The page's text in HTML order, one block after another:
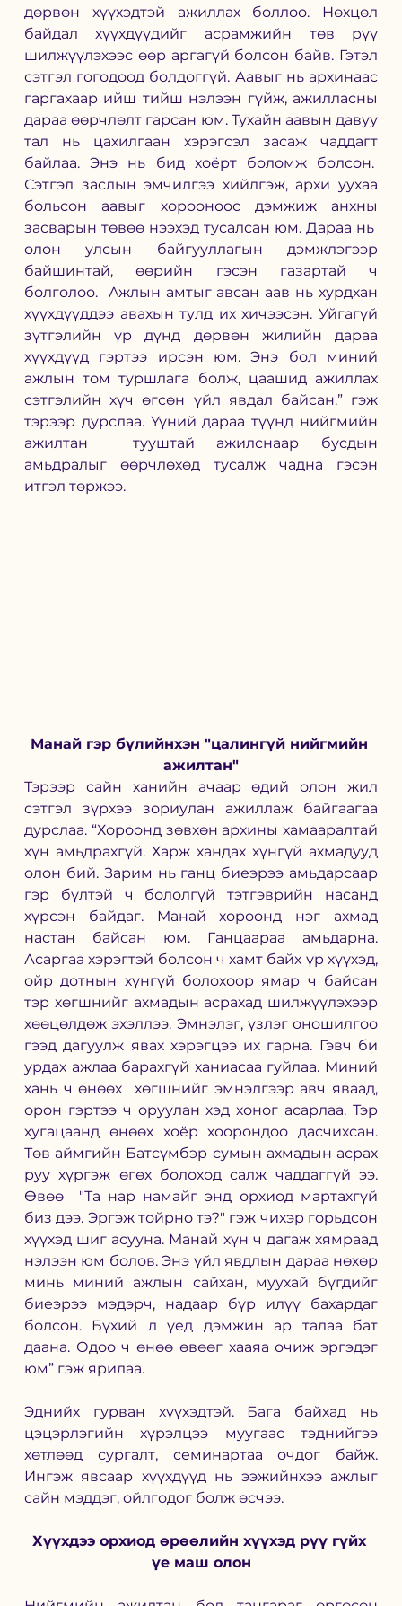
дөрвөн хүүхэдтэй ажиллах боллоо. Нөхцөл
байдал хүүхдүүдийг асрамжийн төв рүү
шилжүүлэхээс өөр аргагүй болсон байв. Гэтэл
сэтгэл гогодоод болдоггүй. Аавыг нь архинаас
гаргахаар ийш тийш нэлээн гүйж, ажилласны
дараа өөрчлөлт гарсан юм. Тухайн аавын давуу
тал нь цахилгаан хэрэгсэл засаж чаддагт
байлаа. Энэ нь бид хоёрт боломж болсон.
Сэтгэл заслын эмчилгээ хийлгэж, архи уухаа
больсон аавыг хорооноос дэмжиж анхны
засварын төвөө нээхэд тусалсан юм. Дараа нь
олон улсын байгууллагын дэмжлэгээр
байшинтай, өөрийн гэсэн газартай ч
болголоо.  Ажлын амтыг авсан аав нь хурдхан
хүүхдүүддээ авахын тулд их хичээсэн. Уйгагүй
зүтгэлийн үр дүнд дөрвөн жилийн дараа
хүүхдүүд гэртээ ирсэн юм. Энэ бол миний
ажлын том туршлага болж, цаашид ажиллах
сэтгэлийн хүч өгсөн үйл явдал байсан.” гэж
тэрээр дурслаа. Үүний дараа түүнд нийгмийн
ажилтан  тууштай ажилснаар бусдын
амьдралыг өөрчлөхөд тусалж чадна гэсэн
итгэл төржээ.
Манай гэр бүлийнхэн "цалингүй нийгмийн
ажилтан"
Тэрээр сайн ханийн ачаар өдий олон жил
сэтгэл зүрхээ зориулан ажиллаж байгаагаа
дурслаа. “Хороонд зөвхөн архины хамааралтай
хүн амьдрахгүй. Харж хандах хүнгүй ахмадууд
олон бий. Зарим нь ганц биеэрээ амьдарсаар
гэр бүлтэй ч бололгүй тэтгэврийн насанд
хүрсэн байдаг. Манай хороонд нэг ахмад
настан байсан юм. Ганцаараа амьдарна.
Асаргаа хэрэгтэй болсон ч хамт байх үр хүүхэд,
ойр дотнын хүнгүй болохоор ямар ч байсан
тэр хөгшнийг ахмадын асрахад шилжүүлэхээр
хөөцөлдөж эхэллээ. Эмнэлэг, үзлэг оношилгоо
гээд дагуулж явах хэрэгцээ их гарна. Гэвч би
урдах ажлаа барахгүй ханиасаа гуйлаа. Миний
хань ч өнөөх  хөгшнийг эмнэлгээр авч яваад,
орон гэртээ ч оруулан хэд хоног асарлаа. Тэр
хугацаанд өнөөх хоёр хоорондоо дасчихсан.
Төв аймгийн Батсүмбэр сумын ахмадын асрах
руу хүргэж өгөх болоход салж чаддаггүй ээ.
Өвөө  "Та нар намайг энд орхиод мартахгүй
биз дээ. Эргэж тойрно тэ?" гэж чихэр горьдсон
хүүхэд шиг асууна. Манай хүн ч дагаж хямраад
нэлээн юм болов. Энэ үйл явдлын дараа нөхөр
минь миний ажлын сайхан, муухай бүгдийг
биеэрээ мэдэрч, надаар бүр илүү бахардаг
болсон. Бүхий л үед дэмжин ар талаа бат
даана. Одоо ч өнөө өвөөг хааяа очиж эргэдэг
юм” гэж ярилаа.
Эднийх гурван хүүхэдтэй. Бага байхад нь
цэцэрлэгийн хүрэлцээ муугаас тэднийгээ
хөтлөөд сургалт, семинартаа очдог байж.
Ингэж явсаар хүүхдүүд нь ээжийнхээ ажлыг
сайн мэддэг, ойлгодог болж өсчээ.
Хүүхдээ орхиод өрөөлийн хүүхэд рүү гүйх
үе маш олон